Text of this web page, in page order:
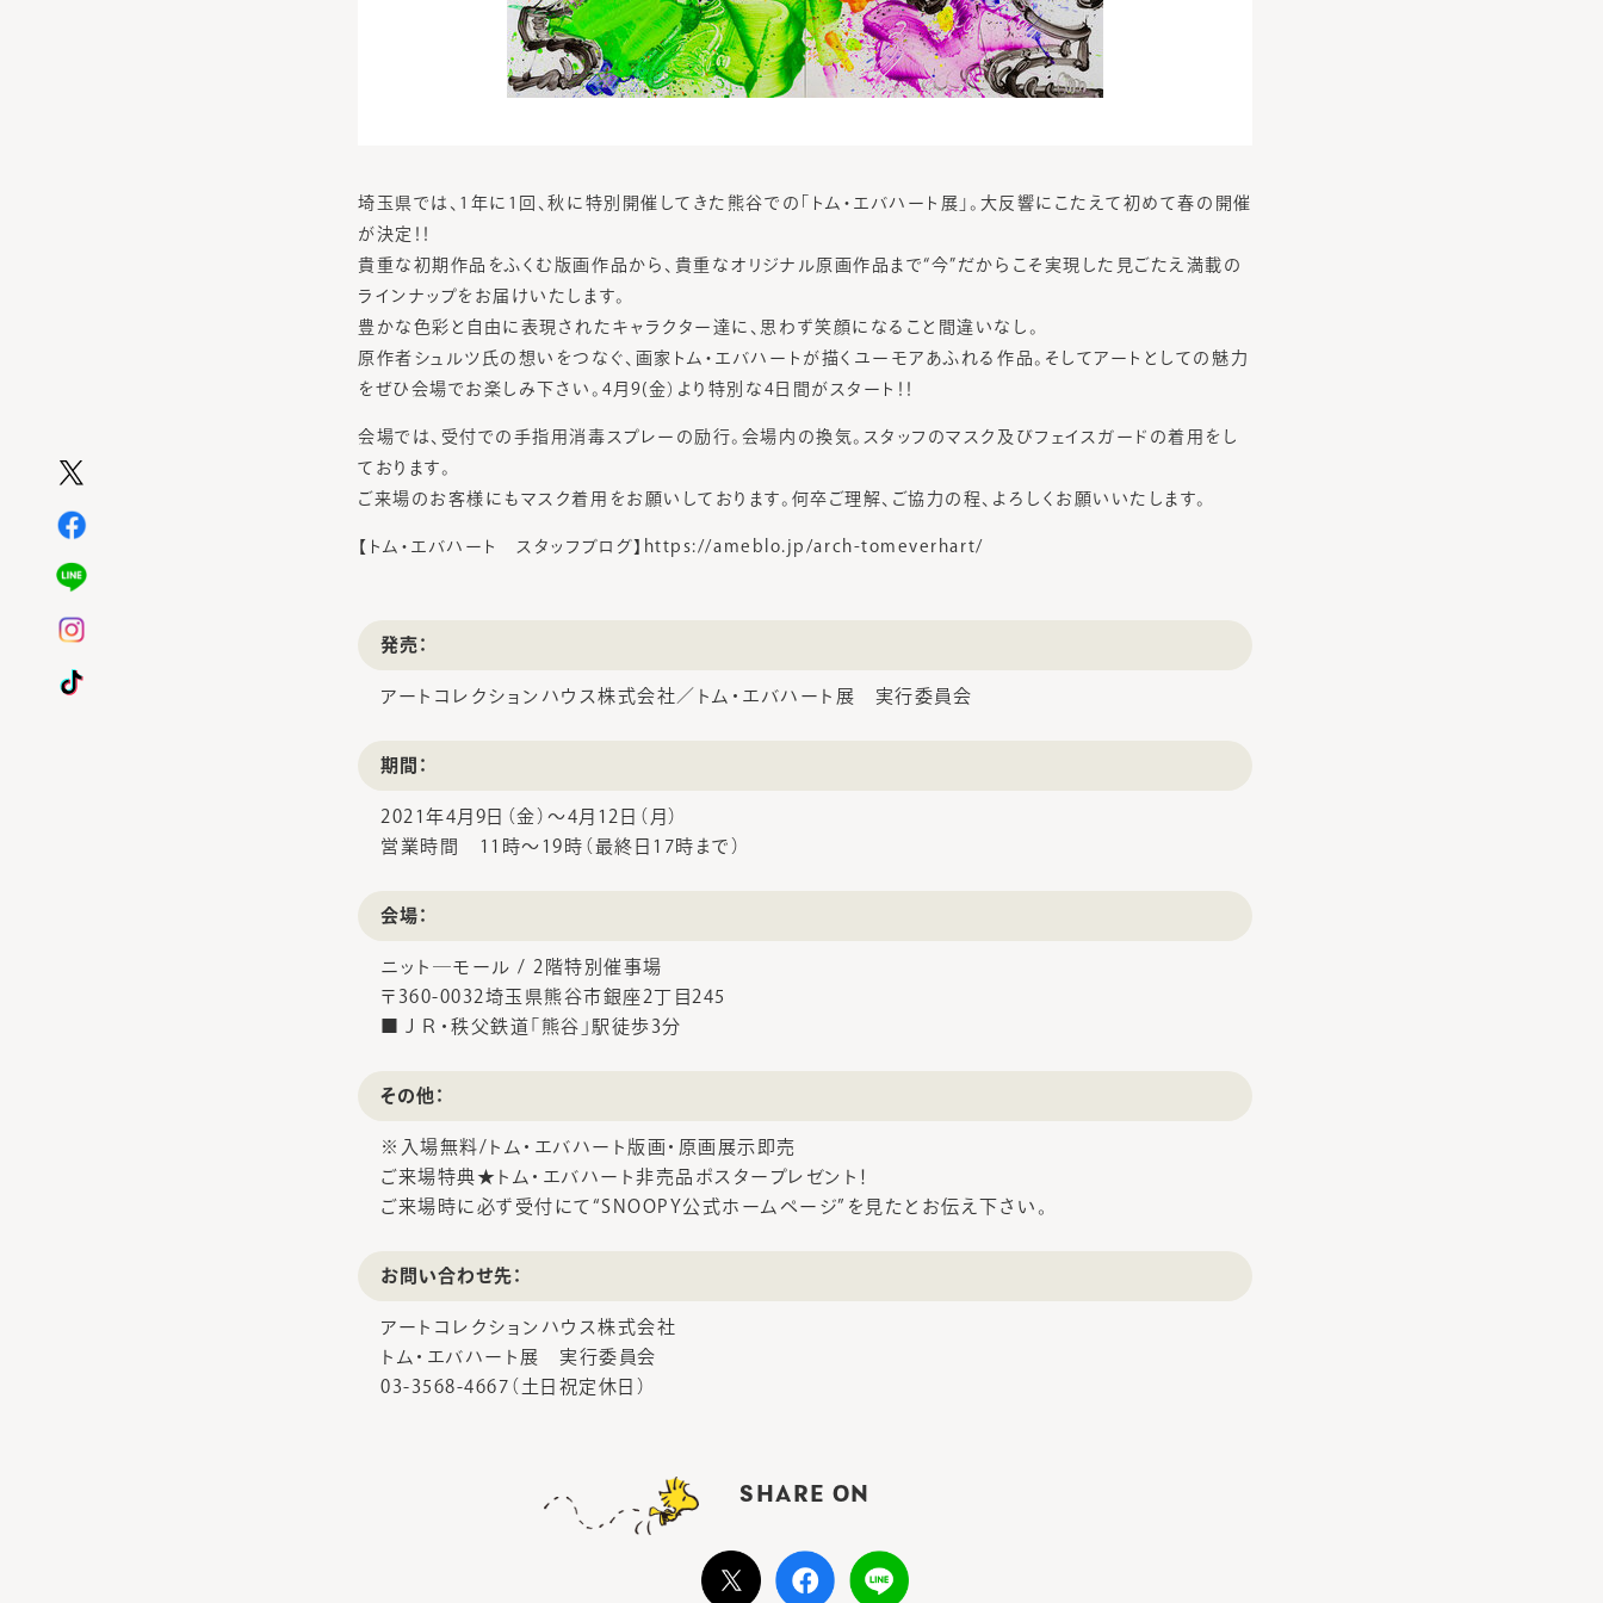
埼玉県では、1年に1回、秋に特別開催してきた熊谷での「トム・エバハート展」。大反響にこたえて初めて春の開催
が決定！！
貴重な初期作品をふくむ版画作品から、貴重なオリジナル原画作品まで“今”だからこそ実現した見ごたえ満載の
ラインナップをお届けいたします。
豊かな色彩と自由に表現されたキャラクター達に、思わず笑顔になること間違いなし。
原作者シュルツ氏の想いをつなぐ、画家トム・エバハートが描くユーモアあふれる作品。そしてアートとしての魅力
をぜひ会場でお楽しみ下さい。4月9(金）より特別な4日間がスタート！！
会場では、受付での手指用消毒スプレーの励行。会場内の換気。スタッフのマスク及びフェイスガードの着用をし
ております。
ご来場のお客様にもマスク着用をお願いしております。何卒ご理解、ご協力の程、よろしくお願いいたします。
【トム・エバハート スタッフブログ】https://ameblo.jp/arch-tomeverhart/
発売：
アートコレクションハウス株式会社／トム・エバハート展 実行委員会
期間：
2021年4月9日（金）～4月12日（月）
営業時間 11時～19時（最終日17時まで）
会場：
ニット―モール / 2階特別催事場
〒360-0032埼玉県熊谷市銀座2丁目245
■ＪＲ・秩父鉄道「熊谷」駅徒歩3分
その他：
※入場無料/トム・エバハート版画・原画展示即売
ご来場特典★トム・エバハート非売品ポスタープレゼント！
ご来場時に必ず受付にて“SNOOPY公式ホームページ”を見たとお伝え下さい。
お問い合わせ先：
アートコレクションハウス株式会社
トム・エバハート展 実行委員会
03-3568-4667（土日祝定休日）
SHARE ON